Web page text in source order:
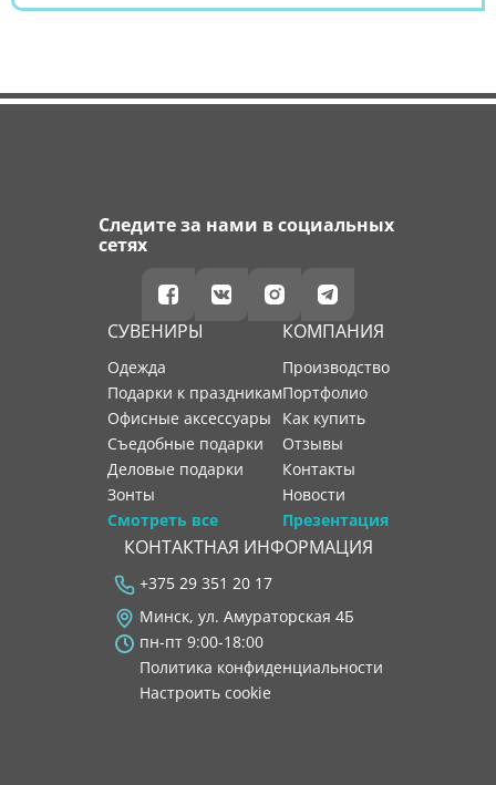
Следите за нами в социальных
сетях
СУВЕНИРЫ
Одежда
Подарки к праздникам
Офисные аксессуары
Съедобные подарки
Деловые подарки
Зонты
Смотреть все
КОМПАНИЯ
производство
портфолио
как купить
отзывы
контакты
новости
Презентация
КОНТАКТНАЯ ИНФОРМАЦИЯ
+375 29 351 20 17
Минск, ул. Амураторская 4Б
пн-пт 9:00-18:00
Политика конфиденциальности
Настроить cookie